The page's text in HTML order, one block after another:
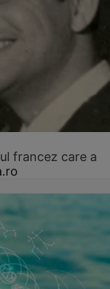
francez care a